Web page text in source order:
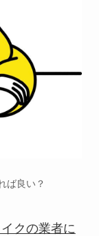
ば良い？
クの業者に